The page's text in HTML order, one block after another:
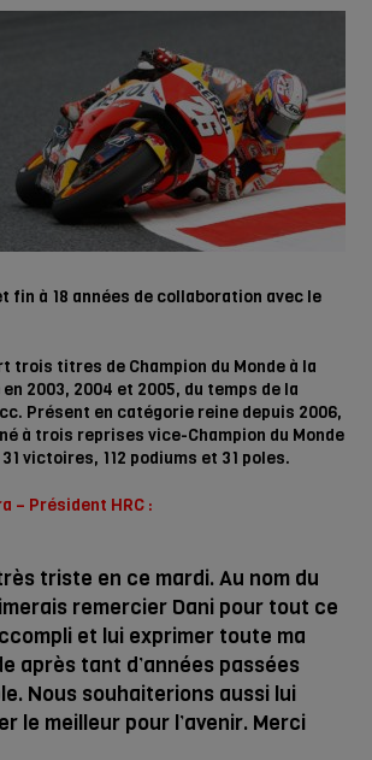
fin à 18 années de collaboration avec le
trois titres de Champion du Monde à la
2003, 2004 et 2005, du temps de la
Présent en catégorie reine depuis 2006,
à trois reprises vice-Champion du Monde
victoires, 112 podiums et 31 poles.
– Président HRC :
triste en ce mardi. Au nom du
remercier Dani pour tout ce
et lui exprimer toute ma
après tant d’années passées
Nous souhaiterions aussi lui
le meilleur pour l’avenir. Merci